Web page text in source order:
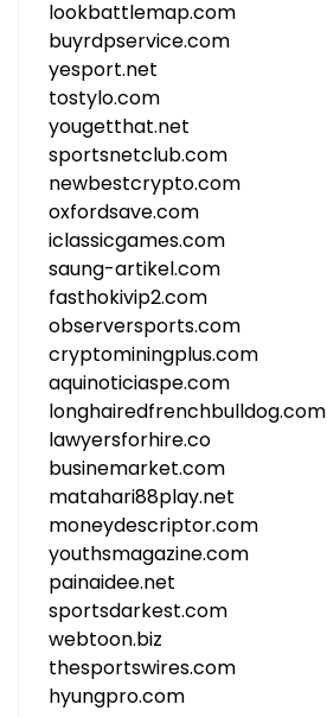
lookbattlemap.com
buyrdpservice.com
yesport.net
tostylo.com
yougetthat.net
sportsnetclub.com
newbestcrypto.com
oxfordsave.com
iclassicgames.com
saung-artikel.com
fasthokivip2.com
observersports.com
cryptominingplus.com
aquinoticiaspe.com
longhairedfrenchbulldog.com
lawyersforhire.co
businemarket.com
matahari88play.net
moneydescriptor.com
youthsmagazine.com
painaidee.net
sportsdarkest.com
webtoon.biz
thesportswires.com
hyungpro.com